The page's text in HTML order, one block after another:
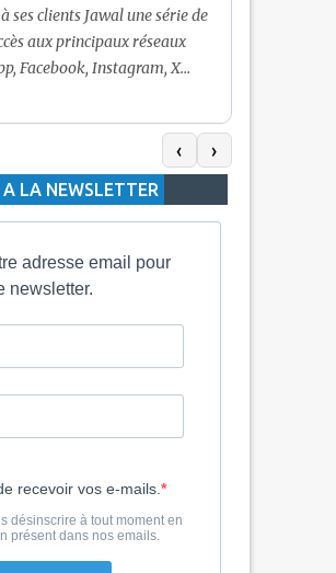
ses clients Jawal une série de
aux principaux réseaux
Facebook, Instagram, X
le Pass 10 Dh offre 400 Mo,
à 20 Dh et 30 Dh
1 Go et 2 Go. Les
de 3 jours pour
‹ ›
LA NEWSLETTER
adresse email pour
newsletter.
recevoir vos e-mails.
désinscrire à tout moment en
présent dans nos emails.